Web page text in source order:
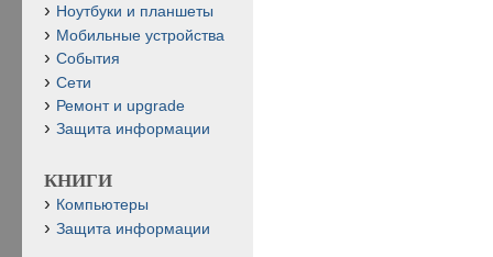
Ноутбуки и планшеты
Мобильные устройства
События
Сети
Ремонт и upgrade
Защита информации
КНИГИ
Компьютеры
Защита информации